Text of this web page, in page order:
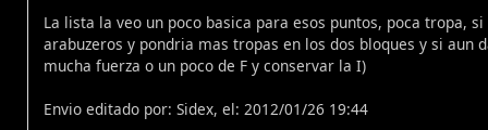
La lista la veo un poco basica para esos puntos, poca tropa,
arabuzeros y pondria mas tropas en los dos bloques y si aun
mucha fuerza o un poco de F y conservar la I)
Envio editado por: Sidex, el: 2012/01/26 19:44